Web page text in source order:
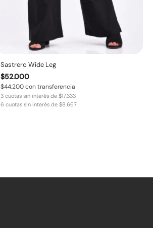
Sastrero Wide Leg
$52.000
$44.200con transferencia
3 cuotas sin interés de $17.333
6 cuotas sin interés de $8.667